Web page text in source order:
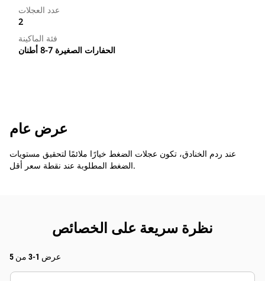
عدد العجلات
2
فئة الماكينة
الحفارات الصغيرة 7-8 أطنان
عرض عام
عند ردم الخنادق، تكون عجلات الضغط خيارًا ملائمًا لتحقيق مستويات
الضغط المطلوبة عند نقطة سعر أقل.
نظرة سريعة على الخصائص
عرض 1-3 من 5